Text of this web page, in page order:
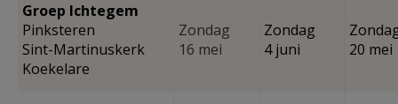
Groep Ichtegem
Pinksteren
Sint-Martinuskerk
Koekelare
Zondag
16 mei
Zondag
4 juni
20 mei